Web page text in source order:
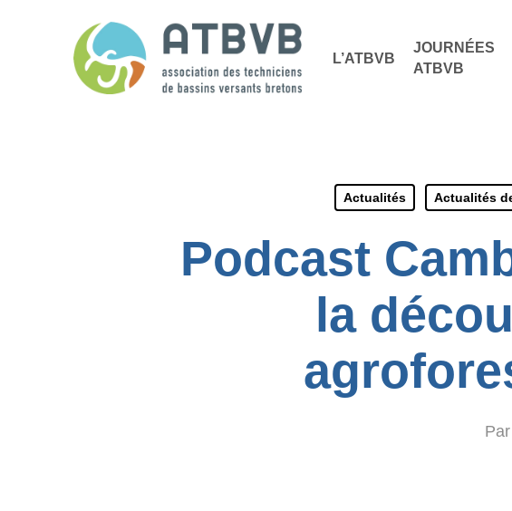
L’ATBVB
JOURNÉES
ATBVB
Actualités Actualités
Podcast
la
Par